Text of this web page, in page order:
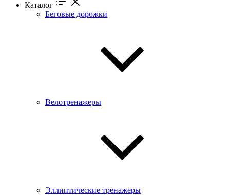
Каталог
Беговые дорожки
Велотренажеры
Эллиптические тренажеры